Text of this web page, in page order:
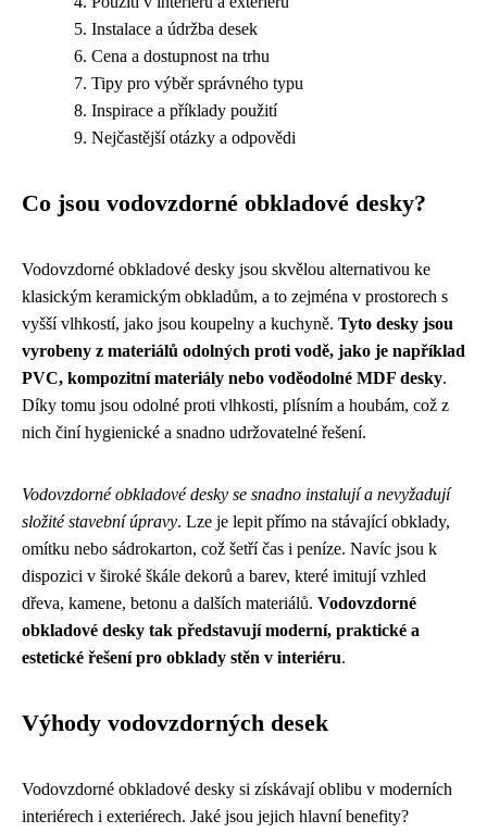
Instalace a údržba desek
Cena a dostupnost na trhu
Tipy pro výběr správného typu
Inspirace a příklady použití
Nejčastější otázky a odpovědi
Co jsou vodovzdorné obkladové desky?
Vodovzdorné obkladové desky jsou skvělou alternativou ke
klasickým keramickým obkladům, a to zejména v prostorech s
vyšší vlhkostí, jako jsou koupelny a kuchyně. Tyto desky jsou
vyrobeny z materiálů odolných proti vodě, jako je například
PVC, kompozitní materiály nebo voděodolné MDF desky.
Díky tomu jsou odolné proti vlhkosti, plísním a houbám, což z
nich činí hygienické a snadno udržovatelné řešení.
Vodovzdorné obkladové desky se snadno instalují a nevyžadují
složité stavební úpravy. Lze je lepit přímo na stávající obklady,
omítku nebo sádrokarton, což šetří čas i peníze. Navíc jsou k
dispozici v široké škále dekorů a barev, které imitují vzhled
dřeva, kamene, betonu a dalších materiálů. Vodovzdorné
obkladové desky tak představují moderní, praktické a
estetické řešení pro obklady stěn v interiéru.
Výhody vodovzdorných desek
Vodovzdorné obkladové desky si získávají oblibu v moderních
interiérech i exteriérech. Jaké jsou jejich hlavní benefity?